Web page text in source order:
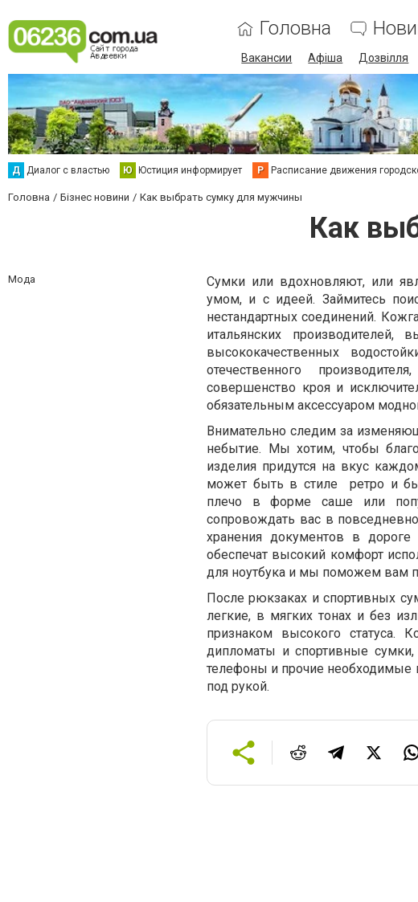
Головна
Вакансии Афіша Дозвілля
Д Диалог с властью Ю Юстиция информирует Р Расписание движения
Головна Бізнес новини Как выбрать сумку для мужчины
Как
Мода
Сумки или вдохновляют, или
умом, и с идеей. Займитесь
нестандартных соединений.
итальянских
высококачественных
отечественного
совершенство кроя и
обязательным аксессуаром
Внимательно следим за
небытие. Мы хотим, чтобы
изделия придутся на вкус
может быть в стиле ретро и
плечо в форме саше или
сопровождать вас в
хранения документов в
обеспечат высокий комфорт
для ноутбука и мы поможем вам
После рюкзаках и спортивных
легкие, в мягких тонах и без
признаком высокого статуса.
дипломаты и спортивные
телефоны и прочие
под рукой.